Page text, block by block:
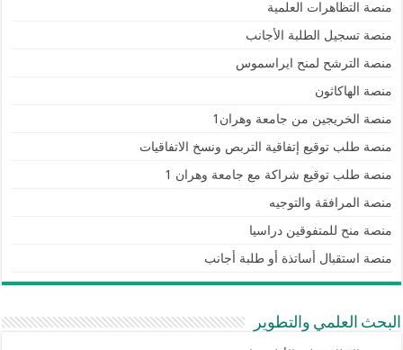
منصة التظاهرات العلمية
منصة تسجيل الطلبة الأجانب
منصة الترشح لمنح ايراسموس
منصة الهاكاثون
منصة الخريجين من جامعة وهران1
منصة طلب توقيع إتفاقية التربص ونسخ الاتفاقيات
منصة طلب توقيع شراكة مع جامعة وهران 1
منصة المرافقة والتوجيه
منصة منح للمتفوقين دراسيا
منصة استقبال أساتذة أو طلبة أجانب
البحث العلمي والتطوير